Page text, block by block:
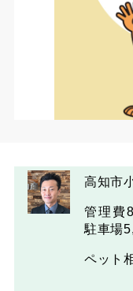
高知市
管理
駐車場
ペット